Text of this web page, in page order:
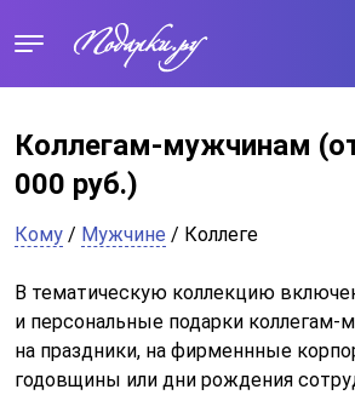
Коллегам-мужчинам
000 руб.)
Кому / Мужчине / Коллеге
В тематическую коллекцию
и персональные подарки коллегам-
на праздники, на фирменнные
годовщины или дни рождения